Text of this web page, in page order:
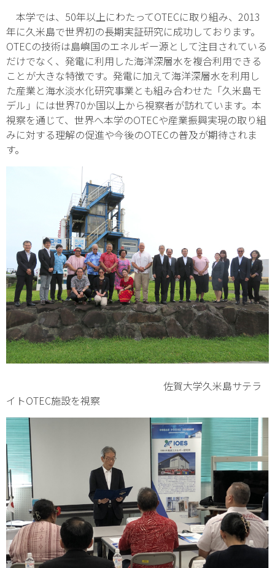
本学では、50年以上にわたってOTECに取り組み、2013
年に久米島で世界初の長期実証研究に成功しております。
OTECの技術は島嶼国のエネルギー源として注目されている
だけでなく、発電に利用した海洋深層水を複合利用できる
ことが大きな特徴です。発電に加えて海洋深層水を利用し
た産業と海水淡水化研究事業とも組み合わせた「久米島モ
デル」には世界70か国以上から視察者が訪れています。本
視察を通じて、世界へ本学のOTECや産業振興実現の取り組
みに対する理解の促進や今後のOTECの普及が期待されま
す。
佐賀大学久米島サテラ
イトOTEC施設を視察